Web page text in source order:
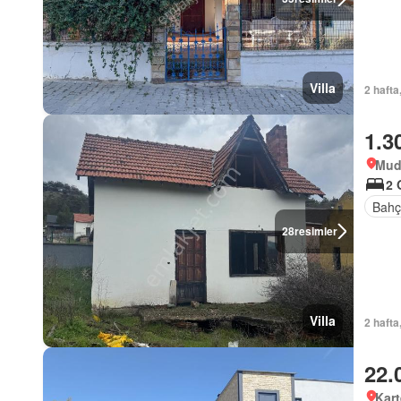
Villa 2
28resimler
Villa
2
2